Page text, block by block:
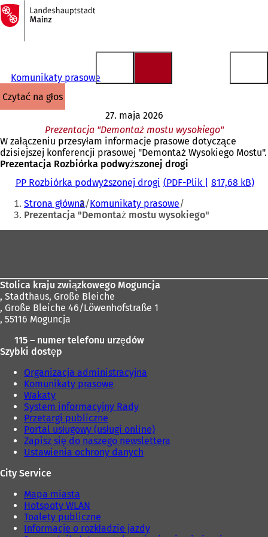
Przejdź do treści
Do
strony
głównej
Komunikaty prasowe
czytać na głos
27. maja 2026
Prezentacja "Demontaż mostu wysokiego"
W załączeniu przesyłam informacje prasowe dotyczące
dzisiejszej konferencji prasowej "Demontaż Wysokiego Mostu".
Prezentacja Rozbiórka podwyższonej drogi
PP Rozbiórka podwyższonej drogi
PDF-Plik 817,68 kB
Jesteś
tutaj:
Strona główna Komunikaty prasowe
Prezentacja "Demontaż mostu wysokiego"
Stolica kraju związkowego Moguncja
, Stadthaus, Große Bleiche
, Große Bleiche 46/Löwenhofstraße 1
, 55116 Moguncja
115 – numer telefonu urzędów
Szybki dostęp
Organizacja administracyjna
Komunikaty prasowe
Wakaty
System informacyjny Rady
Przetargi publiczne
Portal usługowy (usługi online)
Zapisz się do naszego newslettera
Ustawienia ochrony danych
City Service
Mapa miasta
Hotspoty WLAN
Toalety publiczne
Informacje o rozkładzie jazdy